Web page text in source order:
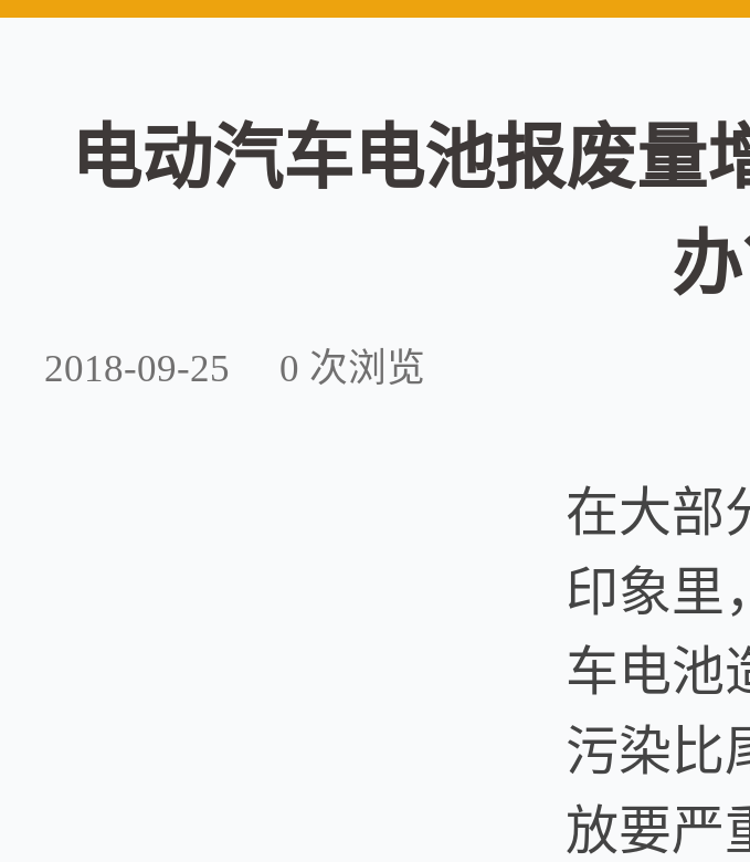
电动汽车电池报废量
办
2018-09-25 0 次浏览
在大部
印象里
车电池
污染比
放要严